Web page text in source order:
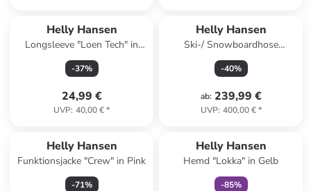
Helly Hansen
Longsleeve "Loen Tech" in
Blau
-37%
24,99 €
UVP: 40,00 €*
Helly Hansen
Ski-/ Snowboardhose
"Pilsner" in Blau
-40%
ab: 239,99 €
UVP: 400,00 €*
Helly Hansen
Funktionsjacke "Crew" in Pink
-71%
Helly Hansen
Hemd "Lokka" in Gelb
-85%